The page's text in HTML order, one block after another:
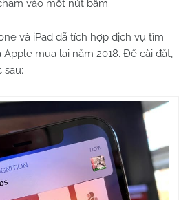
vào một nút bấm.
và iPad đã tích hợp dịch vụ tìm
mua lại năm 2018. Để cài đặt,
sau: